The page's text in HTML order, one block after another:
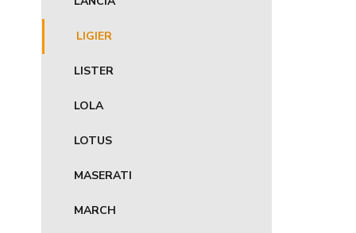
LIGIER
LISTER
LOLA
LOTUS
MASERATI
MARCH